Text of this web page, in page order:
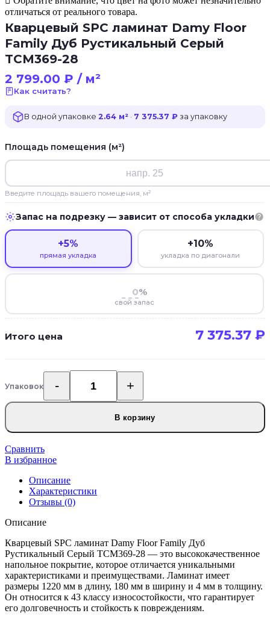
отличаться от реального товара.
Кварцевый SPC ламинат Damy Floor
Family Дуб Рустикальный Cерый
TCM369-28
2 799.00 ₽ / м²
Как считать?
В одной упаковке 2.64 м² · 7 375.37 ₽ за упаковку
Площадь помещения (м²)
Введите площадь вашего помещения, м²
Запас на подрезку — зависит от способа укладки
+5%
прямая укладка
+10%
укладка по диагонали
%
свой запас
Итого цена 7 375.37 ₽
УпаковокКоличество
товара
ламинат
Damy
Floor
Дуб
Рустикальный
Cерый
28
В корзину
Сравнить
В избранное
Описание
Характеристики
Отзывы (0)
Описание
Кварцевый SPC ламинат Damy Floor Family Дуб
Рустикальный Cерый TCM369-28 — это высококачественное
напольное покрытие, которое отличается уникальными
характеристиками и преимуществами. Ламинат имеет
размеры 1220 мм в длину, 180 мм в ширину и 4 мм в толщину.
Он относится к 43 классу износостойкости, что гарантирует
его долговечность и стойкость к повреждениям.